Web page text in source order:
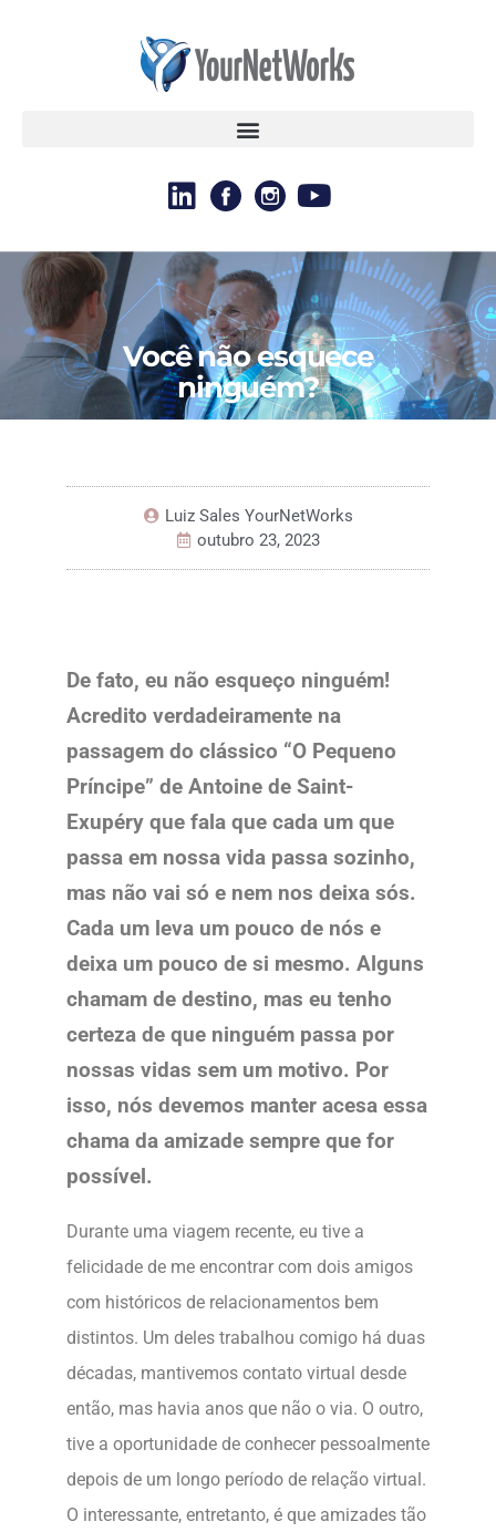
Você não esquece
ninguém?
Luiz Sales YourNetWorks
outubro 23, 2023
De fato, eu não esqueço ninguém!
Acredito verdadeiramente na
passagem do clássico “O Pequeno
Príncipe” de Antoine de Saint-
Exupéry que fala que cada um que
passa em nossa vida passa sozinho,
mas não vai só e nem nos deixa sós.
Cada um leva um pouco de nós e
deixa um pouco de si mesmo. Alguns
chamam de destino, mas eu tenho
certeza de que ninguém passa por
nossas vidas sem um motivo. Por
isso, nós devemos manter acesa essa
chama da amizade sempre que for
possível.
Durante uma viagem recente, eu tive a
felicidade de me encontrar com dois amigos
com históricos de relacionamentos bem
distintos. Um deles trabalhou comigo há duas
décadas, mantivemos contato virtual desde
então, mas havia anos que não o via. O outro,
tive a oportunidade de conhecer pessoalmente
depois de um longo período de relação virtual.
O interessante, entretanto, é que amizades tão